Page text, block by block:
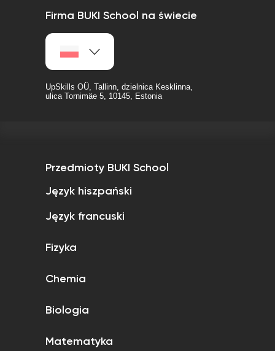
Firma BUKI School na świecie
UpSkills OÜ, Tallinn, dzielnica Kesklinna,
ulica Tornimäe 5, 10145, Estonia
Przedmioty BUKI School
Język hiszpański
Język francuski
Fizyka
Chemia
Biologia
Matematyka